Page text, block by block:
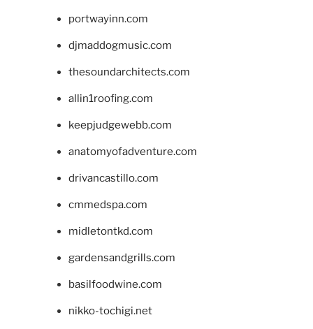
portwayinn.com
djmaddogmusic.com
thesoundarchitects.com
allin1roofing.com
keepjudgewebb.com
anatomyofadventure.com
drivancastillo.com
cmmedspa.com
midletontkd.com
gardensandgrills.com
basilfoodwine.com
nikko-tochigi.net